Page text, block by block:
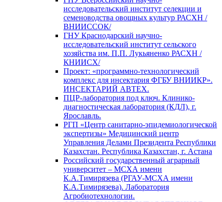
исследовательский институт селекции и
семеноводства овощных культур РАСХН /
ВНИИССОК/
ГНУ Краснодарский научно-
исследовательский институт сельского
хозяйства им. П.П. Лукьяненко РАСХН /
КНИИСХ/
Проект: «программно-технологический
комплекс для инсектария ФГБУ ВНИИКР».
ИНСЕКТАРИЙ АВТЕХ.
ПЦР-лаборатория под ключ. Клинико-
диагностическая лаборатория (КДЛ), г.
Ярославль.
РГП «Центр санитарно-эпидемиологической
экспертизы» Медицинский центр
Управления Делами Президента Республики
Казахстан. Республика Казахстан, г. Астана
Российский государственный аграрный
университет – МСХА имени
К.А.Тимирязева (РГАУ-МСХА имени
К.А.Тимирязева). Лаборатория
Агробиотехнологии.